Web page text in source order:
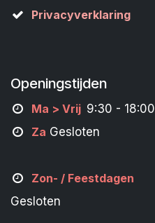
Privacyverklaring
Openingstijden
Ma > Vrij 9:30 - 18:00
Za Gesloten
Zon- / Feestdagen
Gesloten